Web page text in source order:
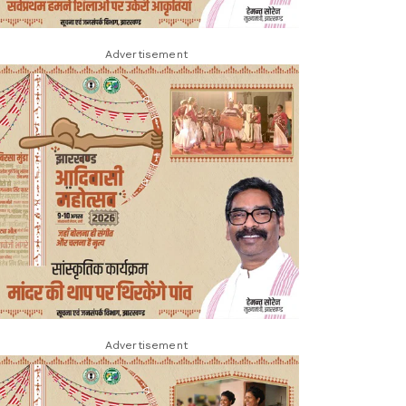
Advertisement
Advertisement